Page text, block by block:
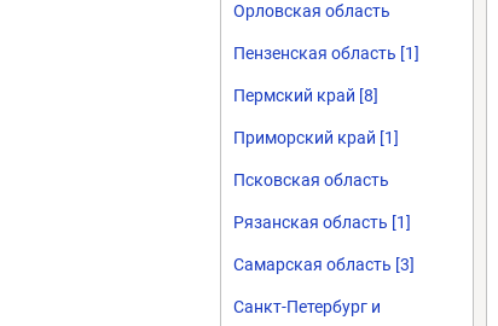
Орловская область
Пензенская область [1]
Пермский край [8]
Приморский край [1]
Псковская область
Рязанская область [1]
Самарская область [3]
Санкт-Петербург и